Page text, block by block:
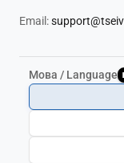
Email:
Мова / Language